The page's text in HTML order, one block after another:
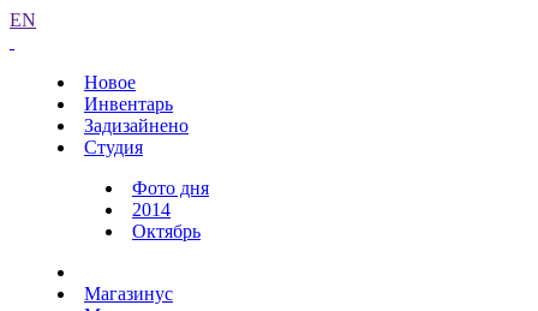
EN
Новое
Инвентарь
Задизайнено
Студия
Фото дня
2014
Октябрь
Магазинус